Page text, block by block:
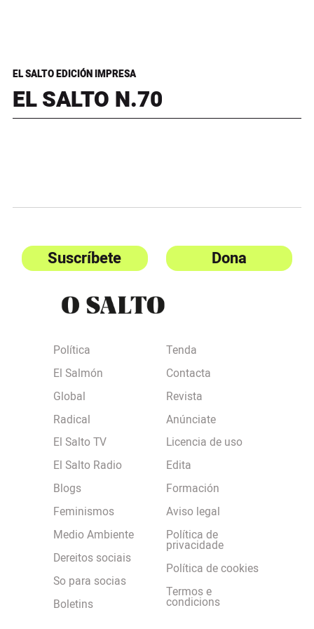
EL SALTO EDICIÓN IMPRESA
EL SALTO N.70
Suscríbete Dona
Política
El Salmón
Global
Radical
El Salto TV
El Salto Radio
Blogs
Feminismos
Medio Ambiente
Dereitos sociais
So para socias
Boletins
Tenda
Contacta
Revista
Anúnciate
Licencia de uso
Edita
Formación
Aviso legal
Política de
privacidade
Política de cookies
Termos e
condicions